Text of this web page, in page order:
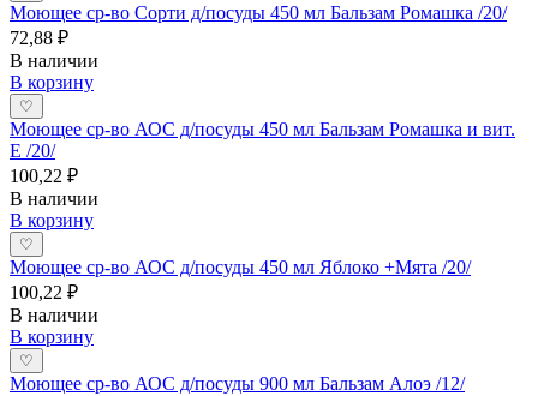
Моющее ср-во Сорти д/посуды 450 мл Бальзам Ромашка /20/
72,88 ₽
В наличии
В корзину
♡
Моющее ср-во АОС д/посуды 450 мл Бальзам Ромашка и вит.
Е /20/
100,22 ₽
В наличии
В корзину
♡
Моющее ср-во АОС д/посуды 450 мл Яблоко +Мята /20/
100,22 ₽
В наличии
В корзину
♡
Моющее ср-во АОС д/посуды 900 мл Бальзам Алоэ /12/